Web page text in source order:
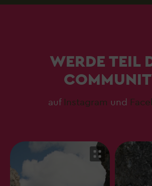
WERDE TEIL
auf Instagram und